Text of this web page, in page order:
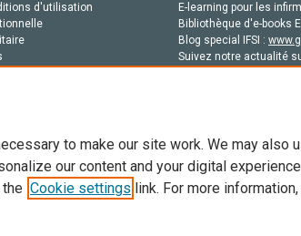
d'utilisation
E-learning pour les
Bibliothèque d'e-books
Blog special IFSI :
Suivez notre actualité
ce site: Copyright © 2026 Elsevier, ses concédants de
formation en IA et aux technologies similaires. Pour tout
to make our site work. We may also
our content and your digital
Cookie settings link. For more